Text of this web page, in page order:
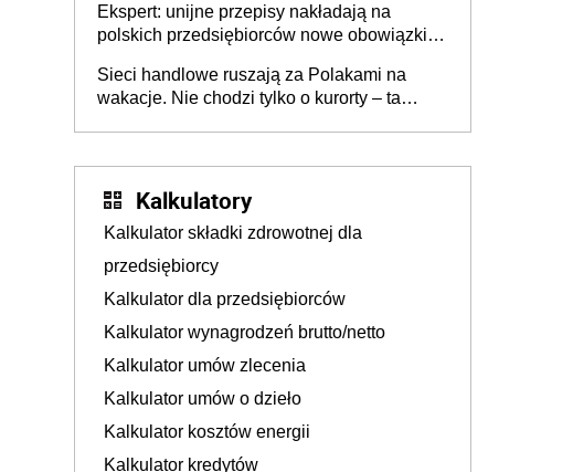
Ekspert: unijne przepisy nakładają na
polskich przedsiębiorców nowe obowiązki w
Sieci handlowe ruszają za Polakami na
wakacje. Nie chodzi tylko o kurorty – ta
Kalkulatory
Kalkulator składki zdrowotnej dla
przedsiębiorcy
Kalkulator dla przedsiębiorców
Kalkulator wynagrodzeń brutto/netto
Kalkulator umów zlecenia
Kalkulator umów o dzieło
Kalkulator kosztów energii
Kalkulator kredytów